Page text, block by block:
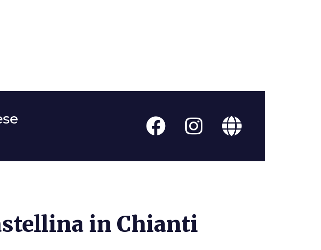
in Chianti